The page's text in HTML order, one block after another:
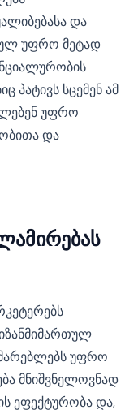
და
უფრო მეტად
პატივს სცემენ ამ
უფრო
და
უფრო
მნიშვნელოვნად
ეფექტურობა და,